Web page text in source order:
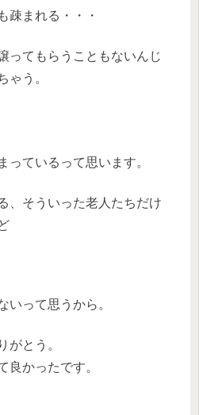
疎まれる・・・
ってもらうこともないんじ
ゃう。
っているって思います。
、そういった老人たちだけ
いって思うから。
がとう。
良かったです。